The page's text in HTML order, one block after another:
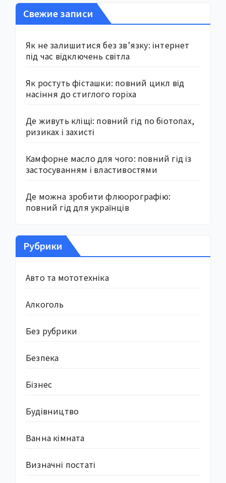
Свежие записи
Як не залишитися без зв’язку: інтернет
під час відключень світла
Як ростуть фісташки: повний цикл від
насіння до стиглого горіха
Де живуть кліщі: повний гід по біотопах,
ризиках і захисті
Камфорне масло для чого: повний гід із
застосуванням і властивостями
Де можна зробити флюорографію:
повний гід для українців
Рубрики
Авто та мототехніка
Алкоголь
Без рубрики
Безпека
Бізнес
Будівництво
Ванна кімната
Визначні постаті